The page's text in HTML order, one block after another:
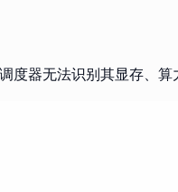
器无法识别其显存、算